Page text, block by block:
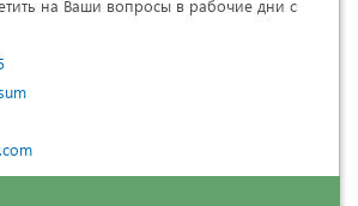
на Ваши вопросы в рабочие дни с